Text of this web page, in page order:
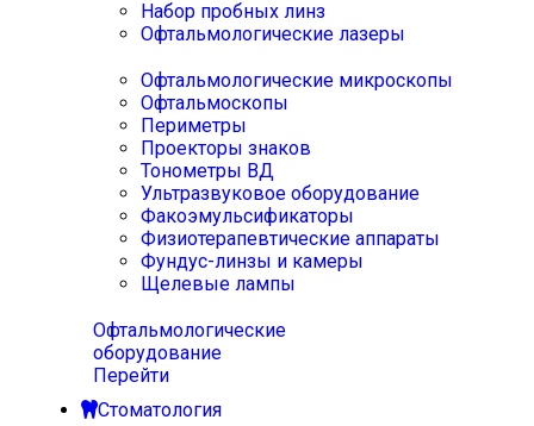
Набор пробных линз
Офтальмологические лазеры
Офтальмологические микроскопы
Офтальмоскопы
Периметры
Проекторы знаков
Тонометры ВД
Ультразвуковое оборудование
Факоэмульсификаторы
Физиотерапевтические аппараты
Фундус-линзы и камеры
Щелевые лампы
Офтальмологические
оборудование
Перейти
Стоматология